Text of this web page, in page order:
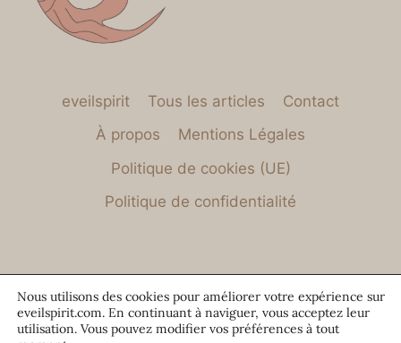
eveilspirit Tous les articles
Contact
À propos
Mentions Légales
Politique de cookies (UE)
Politique de confidentialité
Nous utilisons des cookies pour améliorer votre expérience sur
eveilspirit.com. En continuant à naviguer, vous acceptez leur
utilisation. Vous pouvez modifier vos préférences à tout